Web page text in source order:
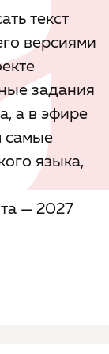
текст
версиями
задания
а в эфире
самые
языка,
— 2027